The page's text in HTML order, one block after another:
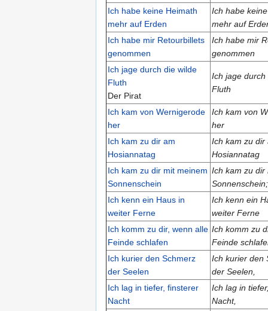
Ich habe keine Heimath
mehr auf Erden
Ich habe
mehr auf
Ich habe mir Retourbillets
genommen
Ich habe mir
genommen
Ich jage durch die wilde
Fluth
Der Pirat
Ich jage durch
Fluth
Ich kam von Wernigerode
her
Ich kam von
her
Ich kam zu dir am
Hosiannatag
Ich kam zu dir
Hosiannatag
Ich kam zu dir mit meinem
Sonnenschein
Ich kam zu dir
Sonnenschein;
Ich kenn ein Haus in
weiter Ferne
Ich kenn ein
weiter Ferne
Ich komm zu dir, wenn alle
Feinde schlafen
Ich komm zu
Feinde
Ich kurier den Schmerz
der Seelen
Ich kurier den
der Seelen,
Ich lag in tiefer, finsterer
Nacht
Ich lag in
Nacht,